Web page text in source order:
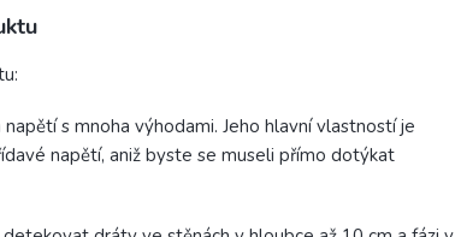
napětí s mnoha výhodami. Jeho hlavní vlastností je
napětí, aniž byste se museli přímo dotýkat